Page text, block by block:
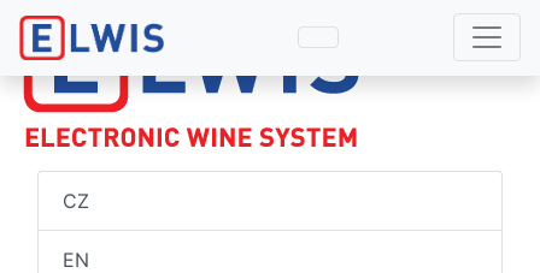
CZ
EN